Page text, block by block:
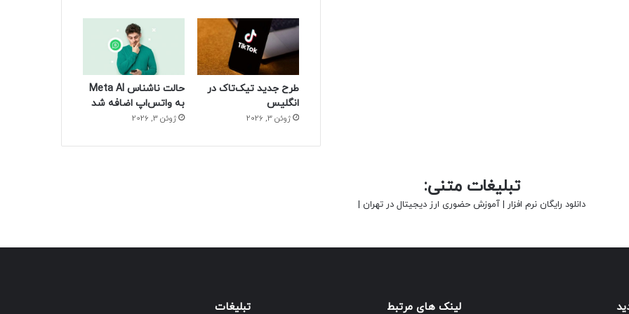
طرح جدید تیک‌تاک در
انگلیس
ژوئن 3, 2026
حالت ناشناس Meta AI
به واتس‌اپ اضافه شد
ژوئن 3, 2026
تبلیغات متنی:
دانلود رایگان نرم افزار | آموزش حضوری ارز دیجیتال در تهران |
لینک های مرتبط تبلیغات